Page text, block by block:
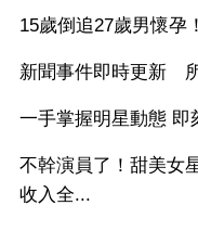
15歲倒追27歲男懷孕
新聞事件即時更新
一手掌握明星動態 即
不幹演員了！甜美女
收入全...